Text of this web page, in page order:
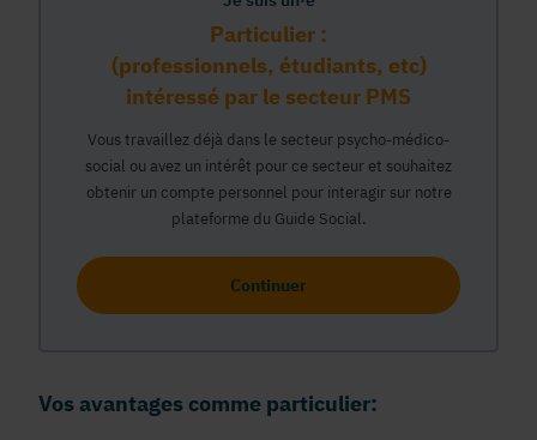
Particulier :
(professionnels, étudiants, etc)
intéressé par le secteur PMS
Vous travaillez déjà dans le secteur psycho-médico-
social ou avez un intérêt pour ce secteur et souhaitez
obtenir un compte personnel pour interagir sur notre
plateforme du Guide Social.
Continuer
Vos avantages comme particulier: